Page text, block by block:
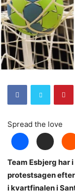
Spread the love
Team Esbjerg har
protestsagen
i kvartfinalen i